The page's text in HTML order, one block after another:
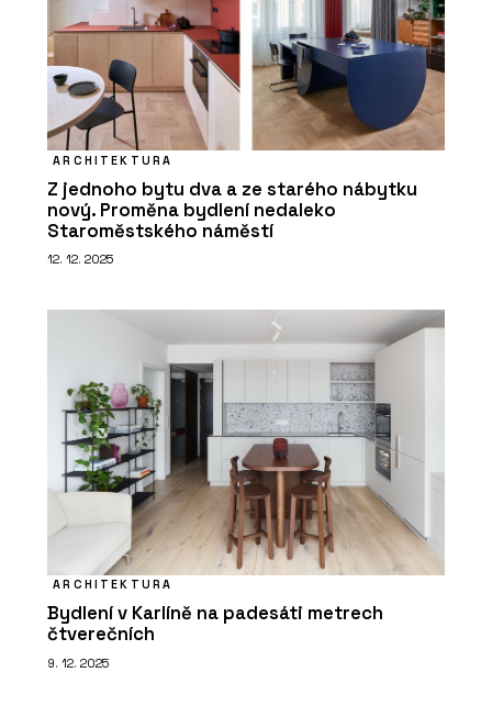
PRODUKTY
Bezpečnostní klika GK R8 One S2L -
MP KOVÁNÍ
PRODUKTY
Dveřní klika GK Avus One S2L - MP
KOVÁNÍ
ARCHITEKTURA
Z jednoho bytu dva a ze starého nábytku
nový. Proměna bydlení nedaleko
Staroměstského náměstí
12. 12. 2025
ARCHITEKTURA
Bydlení v Karlíně na padesáti metrech
čtverečních
9. 12. 2025